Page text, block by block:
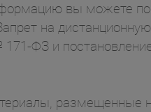
вы можете
на
ФЗ и
размещенные на